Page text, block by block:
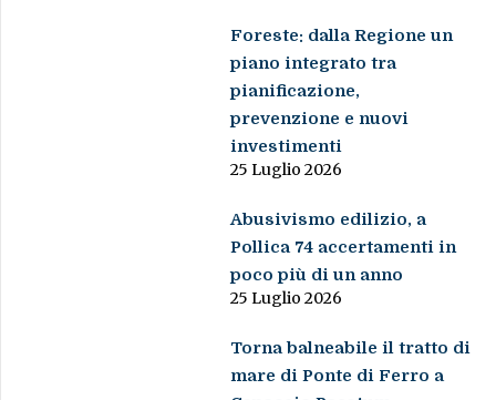
Foreste: dalla Regione un
piano integrato tra
pianificazione,
prevenzione e nuovi
investimenti
25 Luglio 2026
Abusivismo edilizio, a
Pollica 74 accertamenti in
poco più di un anno
25 Luglio 2026
Torna balneabile il tratto di
mare di Ponte di Ferro a